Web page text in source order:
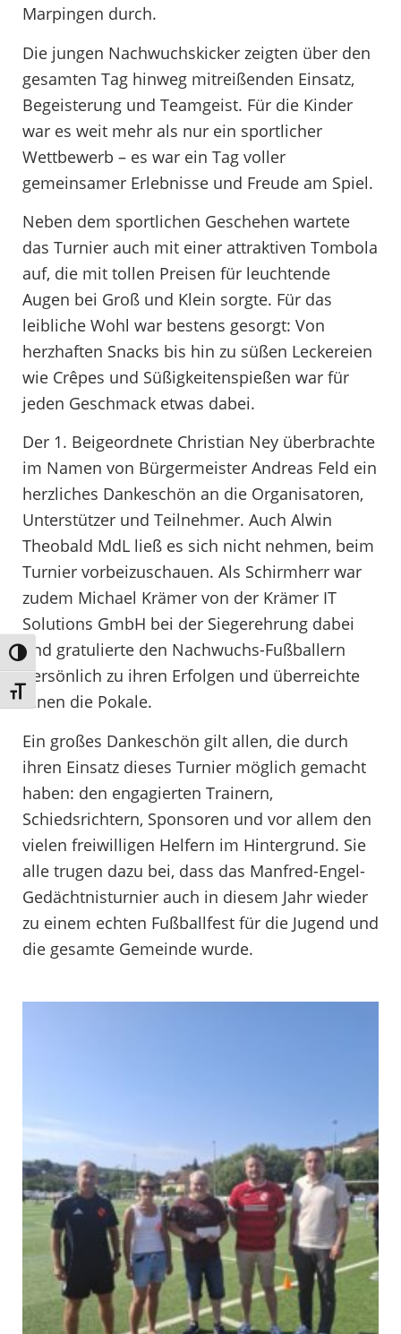
Umschalten auf hohe Kontraste
Schrift vergrößern
Marpingen durch.
Die jungen Nachwuchskicker zeigten über den
gesamten Tag hinweg mitreißenden Einsatz,
Begeisterung und Teamgeist. Für die Kinder
war es weit mehr als nur ein sportlicher
Wettbewerb – es war ein Tag voller
gemeinsamer Erlebnisse und Freude am Spiel.
Neben dem sportlichen Geschehen wartete
das Turnier auch mit einer attraktiven Tombola
auf, die mit tollen Preisen für leuchtende
Augen bei Groß und Klein sorgte. Für das
leibliche Wohl war bestens gesorgt: Von
herzhaften Snacks bis hin zu süßen Leckereien
wie Crêpes und Süßigkeitenspießen war für
jeden Geschmack etwas dabei.
Der 1. Beigeordnete Christian Ney überbrachte
im Namen von Bürgermeister Andreas Feld ein
herzliches Dankeschön an die Organisatoren,
Unterstützer und Teilnehmer. Auch Alwin
Theobald MdL ließ es sich nicht nehmen, beim
Turnier vorbeizuschauen. Als Schirmherr war
zudem Michael Krämer von der Krämer IT
Solutions GmbH bei der Siegerehrung dabei
und gratulierte den Nachwuchs-Fußballern
persönlich zu ihren Erfolgen und überreichte
ihnen die Pokale.
Ein großes Dankeschön gilt allen, die durch
ihren Einsatz dieses Turnier möglich gemacht
haben: den engagierten Trainern,
Schiedsrichtern, Sponsoren und vor allem den
vielen freiwilligen Helfern im Hintergrund. Sie
alle trugen dazu bei, dass das Manfred-Engel-
Gedächtnisturnier auch in diesem Jahr wieder
zu einem echten Fußballfest für die Jugend und
die gesamte Gemeinde wurde.